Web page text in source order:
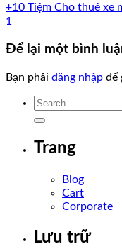
+10 Tiệm Cho thuê xe
1
Để lại một bình
Bạn phải đăng nhập để
Trang
Blog
Cart
Corporate
Lưu trữ